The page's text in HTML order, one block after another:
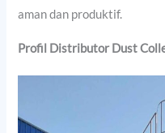
aman dan produktif.
Profil Distributor Dust